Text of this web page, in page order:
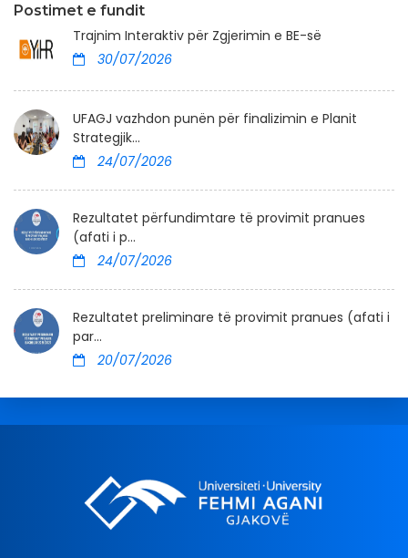
Postimet e fundit
Trajnim Interaktiv për Zgjerimin e BE-së
30/07/2026
UFAGJ vazhdon punën për finalizimin e Planit
Strategjik...
24/07/2026
Rezultatet përfundimtare të provimit pranues
(afati i p...
24/07/2026
Rezultatet preliminare të provimit pranues (afati i
par...
20/07/2026